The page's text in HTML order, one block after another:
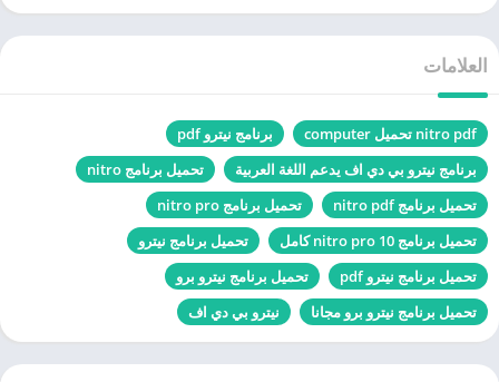
العلامات
nitro pdf تحميل computer
برنامج نيترو pdf
برنامج نيترو بي دي اف يدعم اللغة العربية
تحميل برنامج nitro
تحميل برنامج nitro pdf
تحميل برنامج nitro pro
تحميل برنامج nitro pro 10 كامل
تحميل برنامج نيترو
تحميل برنامج نيترو pdf
تحميل برنامج نيترو برو
تحميل برنامج نيترو برو مجانا
نيترو بي دي اف